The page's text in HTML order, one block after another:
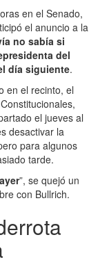
en el Senado,
el anuncio a la
no sabía si
del
día siguiente.
en el recinto, el
el jueves al
desactivar la
para algunos
tarde.
”, se quejó un
con Bullrich.